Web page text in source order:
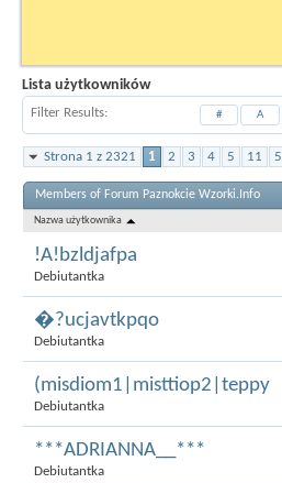
Lista użytkowników
Filter Results # A
Strona 1 z 2321 1 2 3 4 5 11
Members of Forum Paznokcie Wzorki.Info
Nazwa użytkownika
!A!bzldjafpa
Debiutantka
�?ucjavtkpqo
Debiutantka
(misdiom1|misttiop2|teppy
Debiutantka
***ADRIANNA__***
Debiutantka